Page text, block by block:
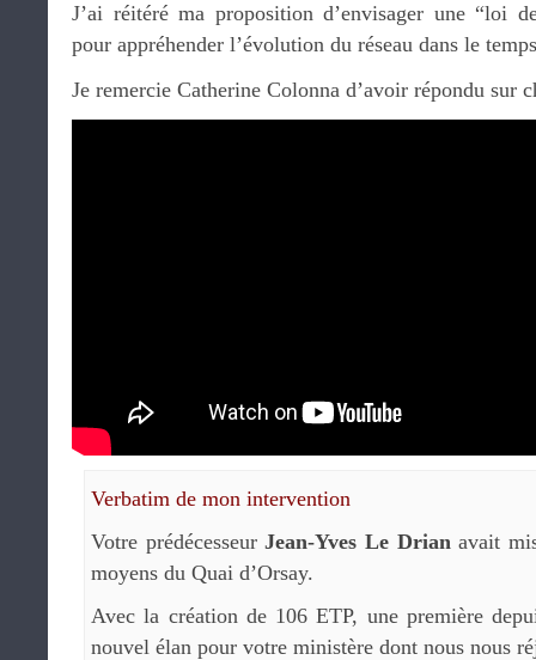
J’ai réitéré ma proposition d’envisager une “loi
pour appréhender l’évolution du réseau dans le
Je remercie Catherine Colonna d’avoir répondu sur
Verbatim de mon intervention
Votre prédécesseurJean-Yves Le Drianavait
moyens du Quai d’Orsay.
Avec la création de 106 ETP, une première
nouvel élan pour votre ministère dont nous nous